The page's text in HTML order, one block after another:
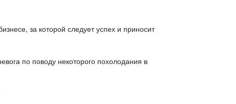
за которой следует успех и приносит
по поводу некоторого похолодания в